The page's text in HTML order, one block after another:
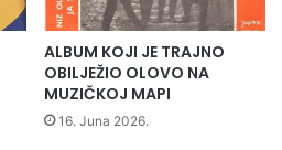
ALBUM KOJI JE TRAJNO
OBILJEŽIO OLOVO NA
MUZIČKOJ MAPI
16. Juna 2026.